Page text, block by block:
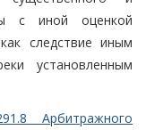
с иной оценкой
следствие иным
установленным
Арбитражного